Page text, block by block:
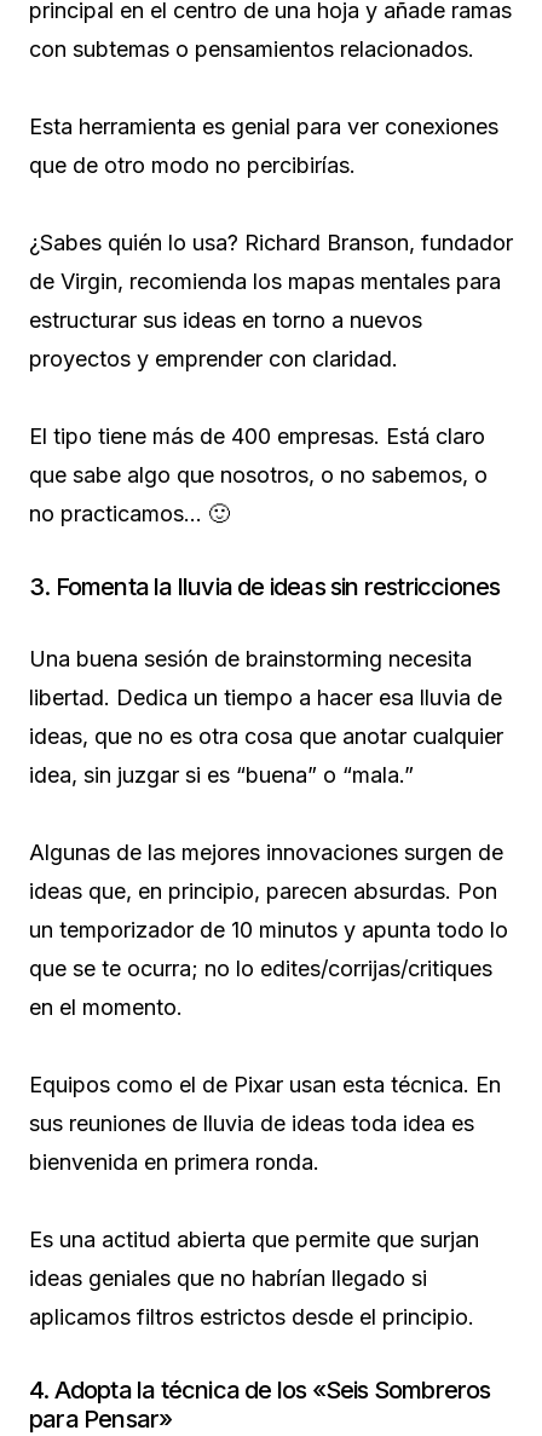
principal en el centro de una hoja y añade ramas
con subtemas o pensamientos relacionados.
Esta herramienta es genial para ver conexiones
que de otro modo no percibirías.
¿Sabes quién lo usa? Richard Branson, fundador
de Virgin, recomienda los mapas mentales para
estructurar sus ideas en torno a nuevos
proyectos y emprender con claridad.
El tipo tiene más de 400 empresas. Está claro
que sabe algo que nosotros, o no sabemos, o
no practicamos… 🙂
3. Fomenta la lluvia de ideas sin restricciones
Una buena sesión de brainstorming necesita
libertad. Dedica un tiempo a hacer esa lluvia de
ideas, que no es otra cosa que anotar cualquier
idea, sin juzgar si es “buena” o “mala.”
Algunas de las mejores innovaciones surgen de
ideas que, en principio, parecen absurdas. Pon
un temporizador de 10 minutos y apunta todo lo
que se te ocurra; no lo edites/corrijas/critiques
en el momento.
Equipos como el de Pixar usan esta técnica. En
sus reuniones de lluvia de ideas toda idea es
bienvenida en primera ronda.
Es una actitud abierta que permite que surjan
ideas geniales que no habrían llegado si
aplicamos filtros estrictos desde el principio.
4. Adopta la técnica de los «Seis Sombreros
para Pensar»